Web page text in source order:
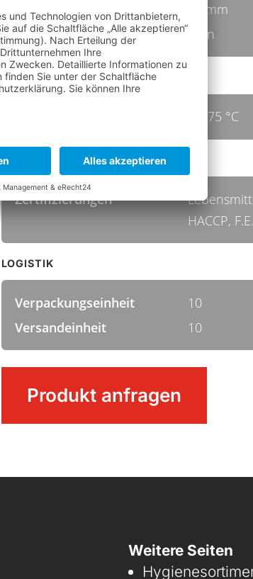
MengeProdukt anfragen
Höhe
30 mm
Farbe
grün
TEMPERATUR
bis 75 °C
HYGIENESTANDARDS
Zertifizierungen
HACCP,
LOGISTIK
Verpackungseinheit
10
Versandeinheit
10
Weitere Seiten